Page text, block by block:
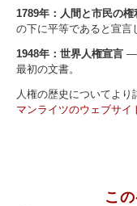
こ
1789年：人間と市民の権
の下に平等であると宣言
1948年：世界人権宣言 ―
最初の文書。
人権の歴史についてより
マンライツのウェブサイ